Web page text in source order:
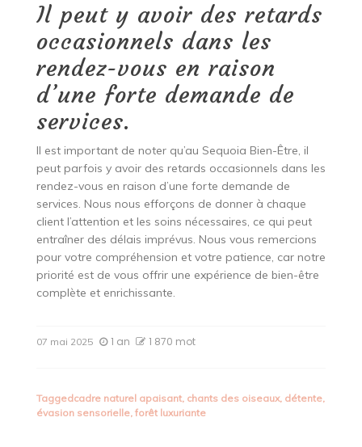
Il peut y avoir des retards
occasionnels dans les
rendez-vous en raison
d’une forte demande de
services.
Il est important de noter qu’au Sequoia Bien-Être, il
peut parfois y avoir des retards occasionnels dans les
rendez-vous en raison d’une forte demande de
services. Nous nous efforçons de donner à chaque
client l’attention et les soins nécessaires, ce qui peut
entraîner des délais imprévus. Nous vous remercions
pour votre compréhension et votre patience, car notre
priorité est de vous offrir une expérience de bien-être
complète et enrichissante.
07 mai 2025 1 an 1 870 mot
Taggedcadre naturel apaisant, chants des oiseaux, détente,
évasion sensorielle, forêt luxuriante